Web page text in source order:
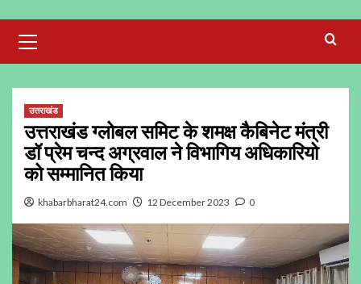
Menu
उत्तराखंड
उत्तराखंड ग्लोबल समिट के शमक्ष कैबिनेट मंत्री
डॉ प्रेम चन्द अग्रवाल ने विभागिय अधिकारियो
को सम्मानित किया
khabarbharat24.com 12 December 2023 0